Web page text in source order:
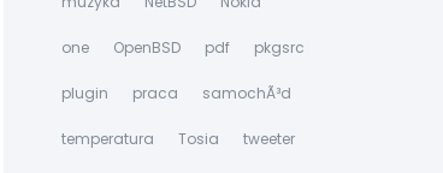
one OpenBSD pdf pkgsrc
plugin praca samochÃ³d
temperatura Tosia tweeter